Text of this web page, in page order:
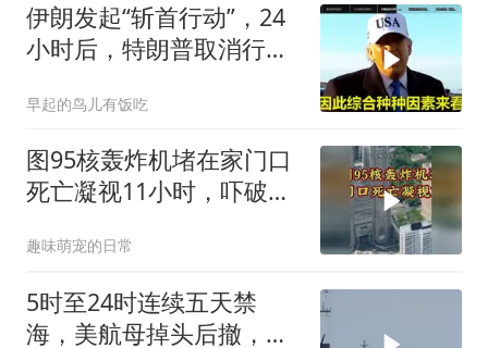
伊朗发起“斩首行动”，24
小时后，特朗普取消行
早起的鸟儿有饭吃
图95核轰炸机堵在家门口
死亡凝视11小时，吓破胆
趣味萌宠的日常
5时至24时连续五天禁
海，美航母掉头后撤，黄